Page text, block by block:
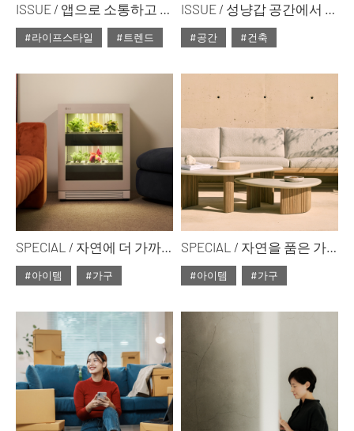
ISSUE / 앱으로 소통하고 누리는 집, 꿈이 아니다
#라이프스타일
#트렌드
ISSUE / 성냥갑 공간에서 신개념 평면으로, 변모하는 집
#공간
#건축
SPECIAL / 자연에 더 가까워진 집
#아이템
#가구
#ISSUE300
SPECIAL / 자연을 품은 가구의 시너지
#아이템
#가구